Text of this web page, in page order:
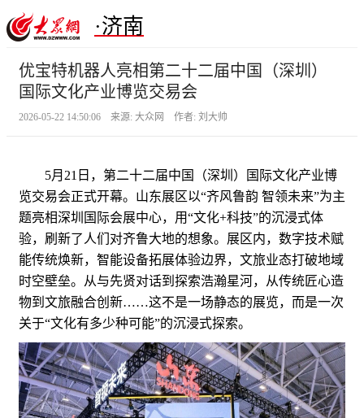
·济南
优宝特机器人亮相第二十二届中国（深圳）
国际文化产业博览交易会
2026-05-22 14:50:06 来源: 大众网 作者: 刘大帅
5月21日，第二十二届中国（深圳）国际文化产业博
览交易会正式开幕。山东展区以“齐风鲁韵 智领未来”为主
题亮相深圳国际会展中心，用“文化+科技”的沉浸式体
验，刷新了人们对齐鲁大地的想象。展区内，数字技术赋
能传统焕新，智能设备拓展体验边界，文旅业态打破地域
时空壁垒。从与先贤对话到探索浩瀚星河，从传统匠心造
物到文旅融合创新……这不是一场静态的展览，而是一次
关于“文化有多少种可能”的沉浸式探索。